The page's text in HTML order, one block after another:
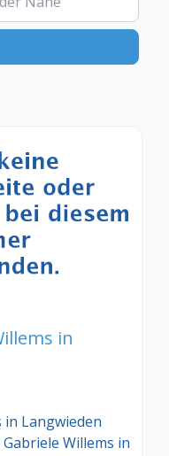
in
in Langwieden
Willems in